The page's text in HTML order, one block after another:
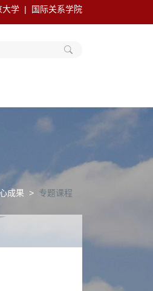
大学 国际关系学院
成果 专题课程